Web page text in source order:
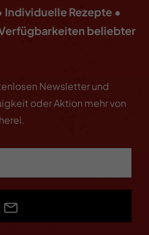
Individuelle Rezepte •
beliebter
Newsletter und
oder Aktion mehr von